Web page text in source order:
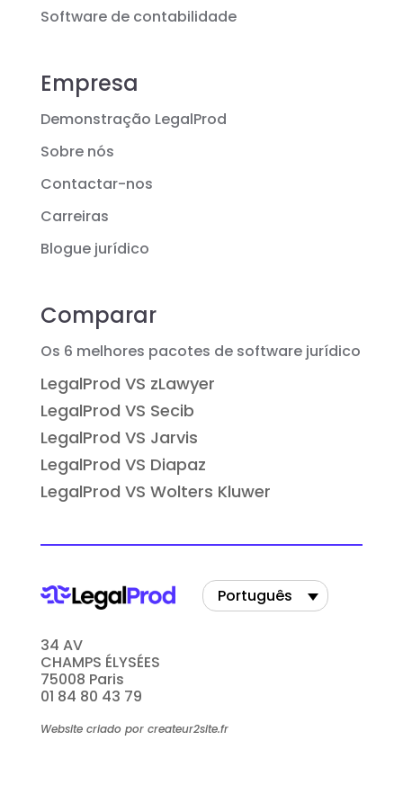
Software de contabilidade
Empresa
Demonstração LegalProd
Sobre nós
Contactar-nos
Carreiras
Blogue jurídico
Comparar
Os 6 melhores pacotes de software jurídico
LegalProd VS zLawyer
LegalProd VS Secib
LegalProd VS Jarvis
LegalProd VS Diapaz
LegalProd VS Wolters Kluwer
34 AV
CHAMPS ÉLYSÉES
75008 Paris
01 84 80 43 79
Website criado por createur2site.fr
Português